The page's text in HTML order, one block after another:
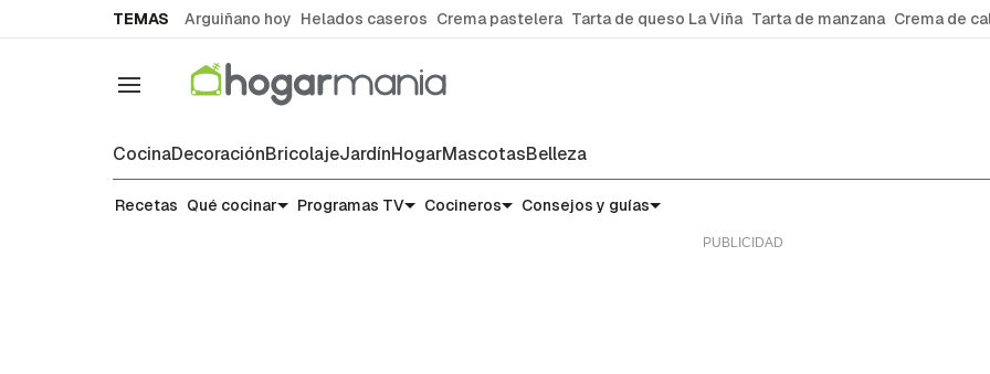
TEMAS Arguiñano hoy Helados caseros Crema pastelera Tarta de queso La Viña Tarta de manzana Crema de
Navegación
CocinaDecoraciónBricolajeJardínHogarMascotasBelleza
Recetas
Recetas Qué cocinar Programas TV Cocineros Consejos y guías